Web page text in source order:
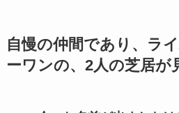
自慢の仲間であり、ラ
ーワンの、2人の芝居が